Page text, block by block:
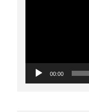
00:00